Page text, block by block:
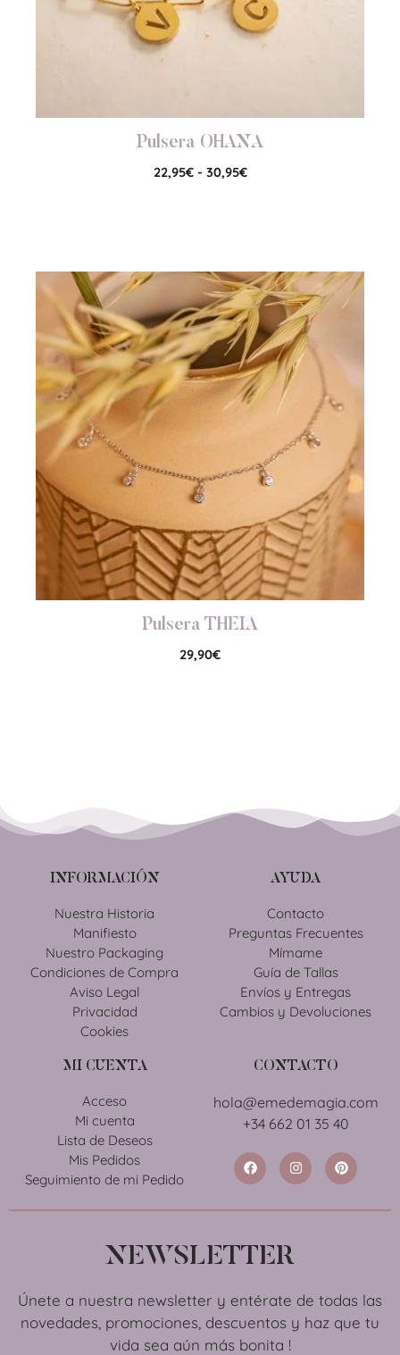
Pulsera OHANA
22,95€ - 30,95€
Pulsera THEIA
29,90€
INFORMACIÓN
Nuestra Historia
Manifiesto
Nuestro Packaging
Condiciones de Compra
Aviso Legal
Privacidad
Cookies
AYUDA
Contacto
Preguntas Frecuentes
Mímame
Guía de Tallas
Envíos y Entregas
Cambios y Devoluciones
MI CUENTA
Acceso
Mi cuenta
Lista de Deseos
Mis Pedidos
Seguimiento de mi Pedido
CONTACTO
hola@emedemagia.com
+34 662 01 35 40
NEWSLETTER
Únete a nuestra newsletter y entérate de todas las
novedades, promociones, descuentos y haz que tu
vida sea aún más bonita !